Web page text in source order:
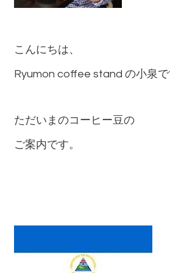
こんにちは、
Ryumon coffee stand の小泉
ただいまのコーヒー豆の
ご案内です。